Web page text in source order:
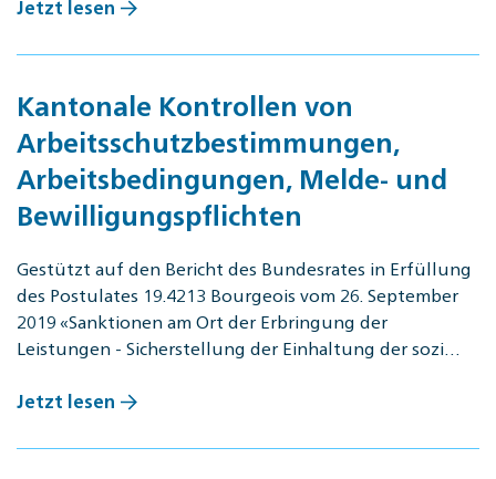
Jetzt lesen
Kantonale Kontrollen von
Arbeitsschutzbestimmungen,
Arbeitsbedingungen, Melde- und
Bewilligungspflichten
Gestützt auf den Bericht des Bundesrates in Erfüllung
des Postulates 19.4213 Bourgeois vom 26. September
2019 «Sanktionen am Ort der Erbringung der
Leistungen - Sicherstellung der Einhaltung der sozi…
Jetzt lesen